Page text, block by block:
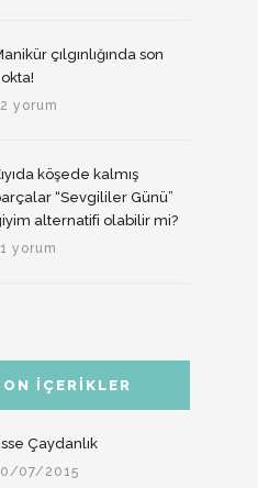
çılgınlığında son
yorum
köşede kalmış
“Sevgililer Günü”
alternatifi olabilir mi?
yorum
İÇERIKLER
Çaydanlık
07/2015